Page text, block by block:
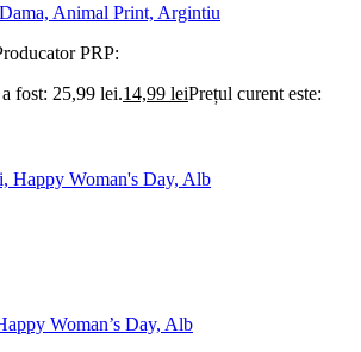
Animal Print, Argintiu
PRP:
fost: 25,99 lei.14,99 leiPrețul curent este:
Woman’s Day, Alb